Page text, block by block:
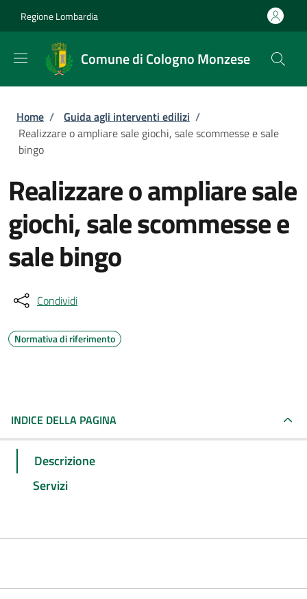
Regione Lombardia
Comune di Cologno Monzese
Briciole di pane
Home / Guida agli interventi edilizi /
Realizzare o ampliare sale giochi, sale scommesse e sale
bingo
Realizzare o ampliare sale
giochi, sale scommesse e
sale bingo
Condividi
Normativa di riferimento
INDICE DELLA PAGINA
Descrizione
Servizi